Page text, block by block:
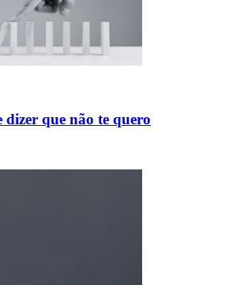
dizer que não te quero